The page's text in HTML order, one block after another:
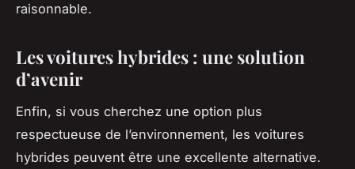
raisonnable.
Les voitures hybrides : une solution
d’avenir
Enfin, si vous cherchez une option plus
respectueuse de l’environnement, les voitures
hybrides peuvent être une excellente alternative.